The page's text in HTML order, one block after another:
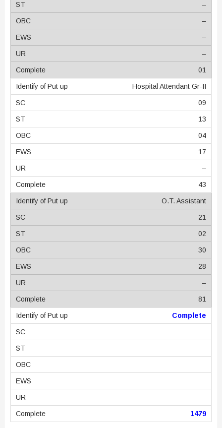
–
–
–
–
01
Hospital Attendant Gr-II
09
13
04
17
–
43
O.T. Assistant
21
02
30
28
–
81
Complete
1479